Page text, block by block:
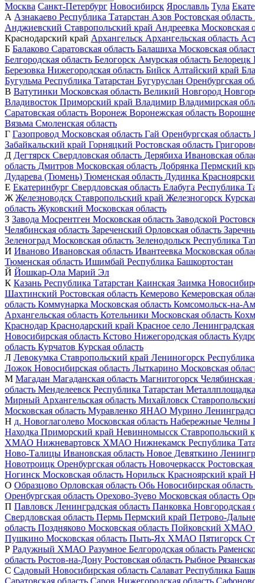
Москва Санкт-Петербург Новосибирск Ярославль Тула
А Азнакаево Республика Татарстан Азов Ростовская область
Анджиевский Ставропольский край Андреевка Московская
Краснодарский край Архангельск Архангельская область
Б Балаково Саратовская область Балашиха Московская
Белгородская область Белогорск Амурская область Белорецк
Березовка Нижегородская область Бийск Алтайский край
Бугульма Республика Татарстан Бугуруслан Оренбургская
В Ватутинки Московская область Великий Новгород
Владивосток Приморский край Владимир Владимирская
Саратовская область Воронеж Воронежская область
Вязьма Смоленская область
Г Газопровод Московская область Гай Оренбургская область
Забайкальский край Горняцкий Ростовская область
Д Дегтярск Свердловская область Дерябиха Ивановская
область Дмитров Московская область Добрянка Пермский
Дударева (Тюмень) Тюменская область Дудинка
Е Екатеринбург Свердловская область Елабуга Республика
Ж Железноводск Ставропольский край Железногорск
область Жуковский Московская область
З Завода Мосрентген Московская область Заводской
Челябинская область Зареченский Орловская область
Зеленоград Московская область Зеленодольск Республика
И Иваново Ивановская область Ивантеевка Московская
Тюменская область Ишимбай Республика Башкортостан
Й Йошкар-Ола Марий Эл
К Казань Республика Татарстан Каинская Заимка
Шахтинский Ростовская область Кемерово Кемеровская
область Коммунарка Московская область Комсомольск-на-
Архангельская область Котельники Московская область
Краснодар Краснодарский край Красное село Ленинградская
Новосибирская область Кстово Нижегородская область
область Курчатов Курская область
Л Левокумка Ставропольский край Лениногорск
Ложок Новосибирская область Лыткарино Московская
М Магадан Магаданская область Магнитогорск Челябинская
область Менделеевск Республика Татарстан Металлплощадка
Мирный Архангельская область Михайловск
Московская область Муравленко ЯНАО Мурино
Н д. Новоглаголево Московская область Набережные Челны
Находка Приморский край Невинномысск Ставропольский
ХМАО Нижневартовск ХМАО Нижнекамск Республика
Ново-Талицы Ивановская область Новое Девяткино
Новотроицк Оренбургская область Новочеркасск Ростовская
Ногинск Московская область Норильск Красноярский край
О Образцово Орловская область Обь Новосибирская область
Оренбургская область Орехово-Зуево Московская область
П Павловск Ленинградская область Панковка Новгородская
Свердловская область Пермь Пермский край Петрово-
область Поздняково Московская область Пойковский ХМАО
Пушкино Московская область Пыть-Ях ХМАО Пятигорск
Р Радужный ХМАО Разумное Белгородская область
область Ростов-на-Дону Ростовская область Рыбное
С Садовый Новосибирская область Салават Республика
Саратовская область Саров Нижегородская область